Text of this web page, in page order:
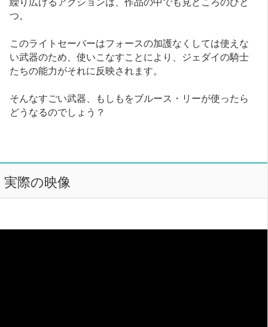
つ。
このライトセーバーはフォースの加護なくしては使えな
い武器のため、使いこなすことにより、ジェダイの騎士
たちの能力がそれに反映されます。
そんなすごい武器、もしもをブルース・リーが使ったら
どうなるのでしょう？
実際の映像